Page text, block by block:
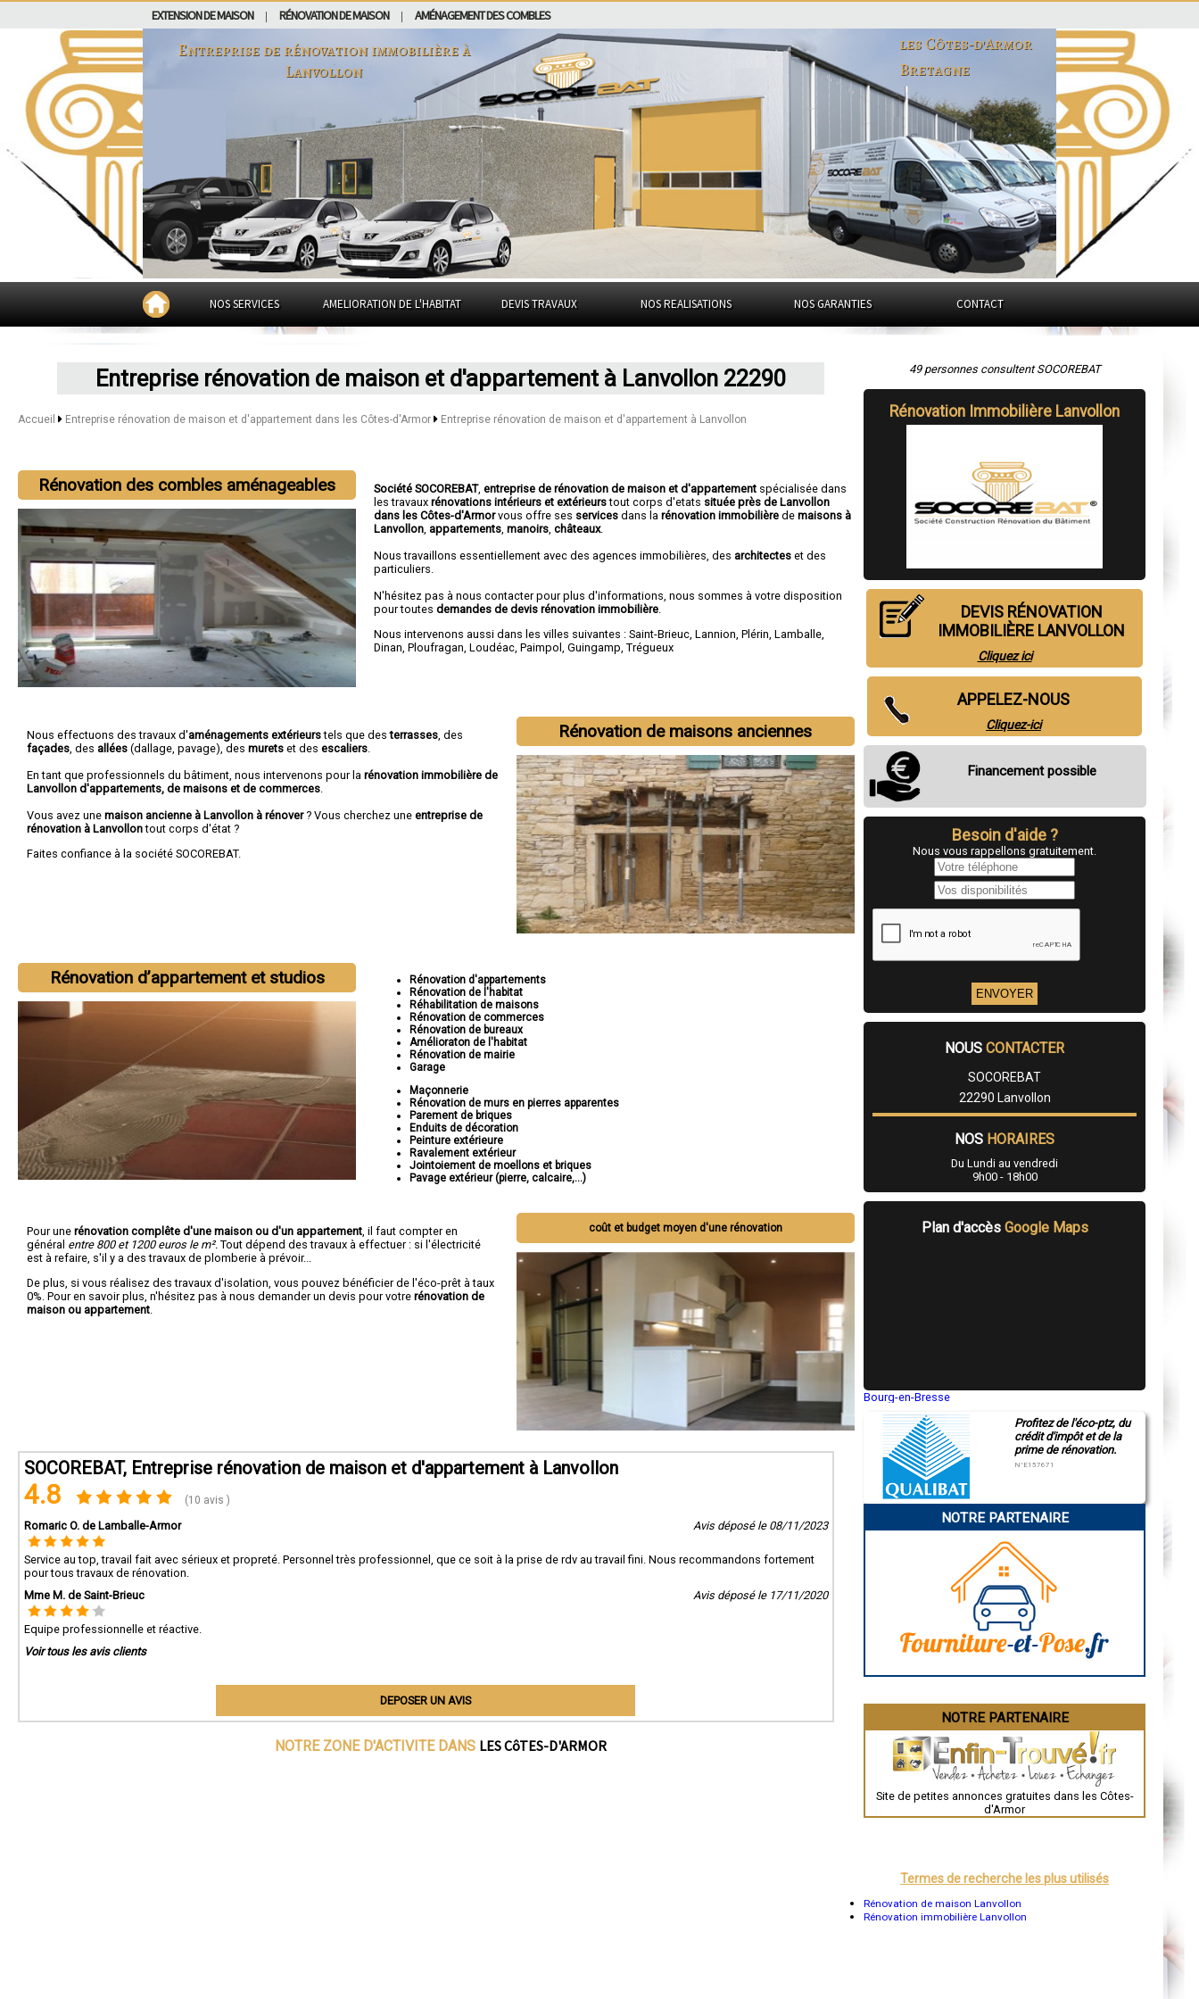
EXTENSION DE MAISON RÉNOVATION DE MAISON AMÉNAGEMENT DES COMBLES
Entreprise de rénovation immobilière à
Lanvollon
les Côtes-d'Armor
Bretagne
NOS SERVICES AMELIORATION DE L'HABITAT DEVIS TRAVAUX NOS REALISATIONS NOS GARANTIES CONTACT
Entreprise rénovation de maison et d'appartement à Lanvollon 22290
Accueil Entreprise rénovation de maison et d'appartement dans les Côtes-d'Armor Entreprise rénovation de maison et d'appartement à Lanvollon
Rénovation des combles aménageables Société SOCOREBAT,entreprise de rénovation de maison et d'appartement spécialisée dans
les travauxrénovations intérieurs et extérieurstout corps d'etats située près de Lanvollon
dans les Côtes-d'Armorvous offre ses services dans larénovation immobilière demaisons à
Lanvollon appartements ,manoirs ,châteaux.
Nous travaillons essentiellement avec des agences immobilières, des architectes et des
particuliers.
N'hésitez pas à nous contacter pour plus d'informations, nous sommes à votre disposition
pour toutesdemandes de devis rénovation immobilière
Nous intervenons aussi dans les villes suivantes :Saint-Brieuc ,Lannion ,Plérin ,Lamballe
Dinan ,Ploufragan ,Loudéac ,Paimpol ,Guingamp ,Trégueux
Rénovation de maisons anciennes
Nous effectuons des travaux d'aménagements extérieurstels que desterrasses , des
façades , des allées (dallage, pavage), des murets et des escaliers
En tant que professionnels du bâtiment, nous intervenons pour la rénovation immobilière de
Lanvollon d'appartements, de maisons et de commerces
Vous avez une maison ancienne à Lanvollon à rénover? Vous cherchez une entreprise de
rénovation à Lanvollontout corps d'état ?
Faites confiance à la société SOCOREBAT.
Rénovation d’appartement et studios
Rénovation d'appartements
Rénovation de l'habitat
Réhabilitation de maisons
Rénovation de commerces
Rénovation de bureaux
Amélioraton de l'habitat
Rénovation de mairie
Garage
Maçonnerie
Rénovation de murs en pierres apparentes
Parement de briques
Enduits de décoration
Peinture extérieure
Ravalement extérieur
Jointoiement de moellons et briques
Pavage extérieur (pierre, calcaire,...)
coût et budget moyen d'une rénovation
Pour une rénovation complête d'une maison ou d'un appartement , il faut compter en
général entre 800 et 1200 euros le m². Tout dépend des travaux à effectuer : si l'électricité
est à refaire, s'il y a des travaux de plomberie à prévoir...
De plus, si vous réalisez des travaux d'isolation, vous pouvez bénéficier de l'éco-prêt à taux
0%. Pour en savoir plus, n'hésitez pas à nous demander un devis pour votre rénovation de
maison ou appartement
SOCOREBAT, Entreprise rénovation de maison et d'appartement à Lanvollon
4.8 (10 avis )
Romaric O. de Lamballe-Armor Avis déposé le 08/11/2023
Service au top, travail fait avec sérieux et propreté. Personnel très professionnel, que ce soit à la prise de rdv au travail fini. Nous recommandons fortement
pour tous travaux de rénovation.
Mme M. de Saint-Brieuc
Avis déposé le 17/11/2020
Equipe professionnelle et réactive.
Voir tous les avis clients
DEPOSER UN AVIS
NOTRE ZONE D'ACTIVITE DANS LES CôTES-D'ARMOR
49 personnes consultent SOCOREBAT
Rénovation Immobilière Lanvollon
DEVIS RÉNOVATION
IMMOBILIÈRE LANVOLLON
Cliquez ici
APPELEZ-NOUS
Cliquez-ici
Financement possible
Besoin d'aide ?
Nous vous rappellons gratuitement.
NOUS CONTACTER
SOCOREBAT
22290 Lanvollon
NOS HORAIRES
Du Lundi au vendredi
9h00 - 18h00
Plan d'accès Google Maps
Bourg-en-Bresse
Montluçon
Manosque
Gap
Charleville-Mézières
Pamiers
Narbonne
Brive-la-Gaillarde
Guéret
Besançon
Évreux
Chartres
Nîmes
Auch
Grenoble
Mont-de-Marsan
Blois
Profitez de l'éco-ptz, du
crédit d'impôt et de la
prime de rénovation.
N°E157671
NOTRE PARTENAIRE
NOTRE PARTENAIRE
Site de petites annonces gratuites dans les Côtes-
d'Armor
Termes de recherche les plus utilisés
Rénovation de maison Lanvollon
Rénovation immobilière Lanvollon